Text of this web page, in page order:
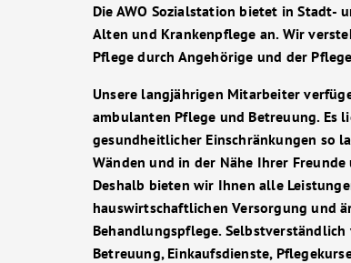
Die AWO Sozialstation bietet in Stadt-
Alten und Krankenpflege an. Wir
Pflege durch Angehörige und der
Unsere langjährigen Mitarbeiter
ambulanten Pflege und Betreuung. Es
gesundheitlicher Einschränkungen so
Wänden und in der Nähe Ihrer
Deshalb bieten wir Ihnen alle
hauswirtschaftlichen Versorgung und
Behandlungspflege.
Betreuung, Einkaufsdienste,